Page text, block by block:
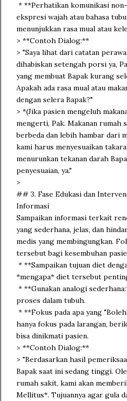
* **Perhatikan komunikasi
ekspresi wajah atau bahasa
menunjukkan rasa mual atau
> **Contoh Dialog:**
> "Saya lihat dari catatan
dihabiskan setengah porsi ya,
yang membuat Bapak kurang
Apakah ada rasa mual atau
dengan selera Bapak?"
> *(Jika pasien mengeluh
mengerti, Pak. Makanan rumah
berbeda dan lebih hambar dari
kami harus menyesuaikan
menurunkan tekanan darah
penyesuaian, ya."
>
## 3. Fase Edukasi dan
Informasi
Sampaikan informasi terkait
yang sederhana, jelas, dan
medis yang membingungkan.
tersebut bagi kesembuhan
* **Sampaikan tujuan diet
*mengapa* diet tersebut
* **Gunakan analogi
proses dalam tubuh.
* **Fokus pada apa yang
hanya fokus pada larangan,
bisa dinikmati pasien.
> **Contoh Dialog:**
> "Berdasarkan hasil
Bapak saat ini sedang tinggi.
rumah sakit, kami akan
Mellitus*. Tujuannya agar gula